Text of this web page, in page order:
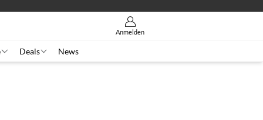
Anmelden
Deals News